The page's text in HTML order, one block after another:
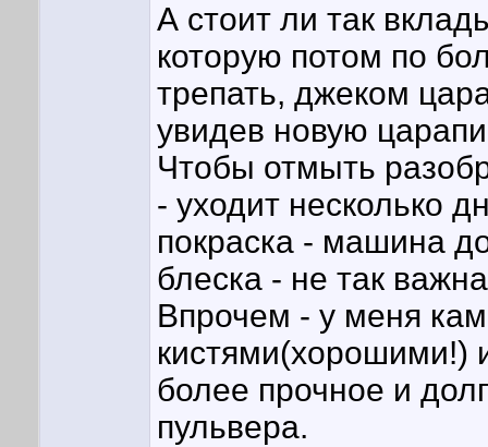
А стоит ли так
которую потом по
трепать, джеком
увидев новую
Чтобы отмыть
- уходит несколько
покраска - машина
блеска - не так
Впрочем - у меня
кистями(хорошими!)
более прочное и
пульвера.